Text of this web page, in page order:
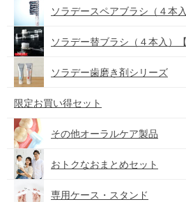
ソラデースペアブラシ（４本入
ソラデー替ブラシ（４本入）【
ソラデー歯磨き剤シリーズ
限定お買い得セット
その他オーラルケア製品
おトクなおまとめセット
専用ケース・スタンド